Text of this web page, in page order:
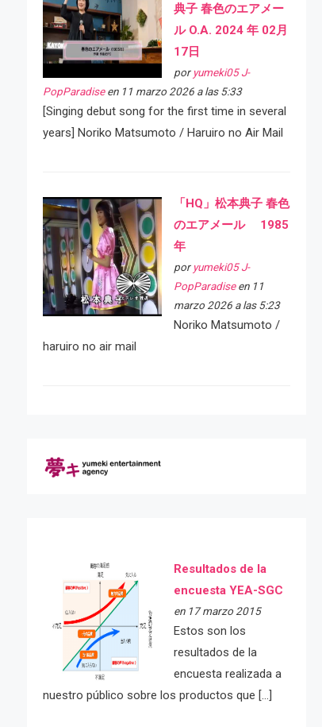
典子 春色のエアメー
ル O.A. 2024 年 02月
17日
por yumeki05 J-
PopParadiseen 11 marzo 2026 a las 5:33
[Singing debut song for the first time in several
years] Noriko Matsumoto / Haruiro no Air Mail
「HQ」松本典子 春色
のエアメール 1985
年
por yumeki05 J-
PopParadiseen 11
marzo 2026 a las 5:23
Noriko Matsumoto /
haruiro no air mail
Resultados de la
encuesta YEA-SGC
en 17 marzo 2015
Estos son los
resultados de la
encuesta realizada a
nuestro público sobre los productos que […]